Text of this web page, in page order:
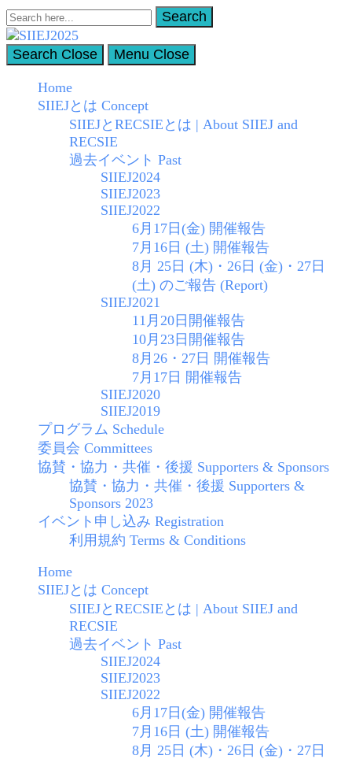
Search
for:
Search
SIIEJ2025
Summer Institute on International Education, Japan (SIIEJ)
Search Close Menu Close
Home
SIIEJとは Concept
SIIEJとRECSIEとは | About SIIEJ and
RECSIE
過去イベント Past
SIIEJ2024
SIIEJ2023
SIIEJ2022
6月17日(金) 開催報告
7月16日 (土) 開催報告
8月 25日 (木)・26日 (金)・27日
(土) のご報告 (Report)
SIIEJ2021
11月20日開催報告
10月23日開催報告
8月26・27日 開催報告
7月17日 開催報告
SIIEJ2020
SIIEJ2019
プログラム Schedule
委員会 Committees
協賛・協力・共催・後援 Supporters & Sponsors
協賛・協力・共催・後援 Supporters &
Sponsors 2023
イベント申し込み Registration
利用規約 Terms & Conditions
Home
SIIEJとは Concept
SIIEJとRECSIEとは | About SIIEJ and
RECSIE
過去イベント Past
SIIEJ2024
SIIEJ2023
SIIEJ2022
6月17日(金) 開催報告
7月16日 (土) 開催報告
8月 25日 (木)・26日 (金)・27日